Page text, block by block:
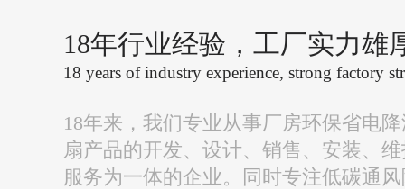
18年行业经验，工厂实力雄
18 years of industry experience, strong factory
18年来，我们专业从事厂房环保省电
扇产品的开发、设计、销售、安装、
服务为一体的企业。同时专注低碳通